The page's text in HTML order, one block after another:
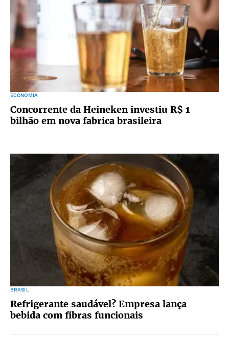
ECONOMIA
Concorrente da Heineken investiu R$ 1
bilhão em nova fabrica brasileira
BRASIL
Refrigerante saudável? Empresa lança
bebida com fibras funcionais